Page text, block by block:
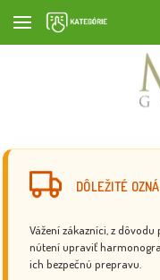
DÔLEŽITÉ
Vážení zákazníci, z
nútení upraviť
ich bezpečnú prepravu.